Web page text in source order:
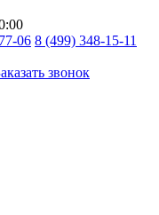
06 8 (499) 348-15-11
звонок